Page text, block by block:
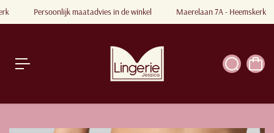
a
a
l
Persoonlijk maatadvies in de winkel Maerelaan 7A - Heemskerk